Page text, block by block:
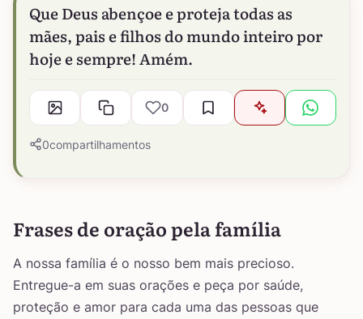
Que Deus abençoe e proteja todas as
mães, pais e filhos do mundo inteiro por
hoje e sempre! Amém.
0
0compartilhamentos
Frases de oração pela família
A nossa família é o nosso bem mais precioso.
Entregue-a em suas orações e peça por saúde,
proteção e amor para cada uma das pessoas que